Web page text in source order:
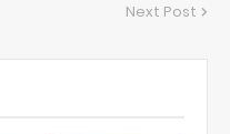
Next Post